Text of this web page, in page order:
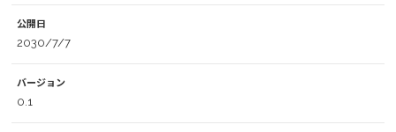
公開日
2030/7/7
バージョン
0.1